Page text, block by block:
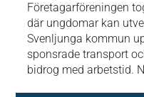
Företagarföreningen
där ungdomar kan
Svenljunga kommun
sponsrade transport
bidrog med arbetstid.